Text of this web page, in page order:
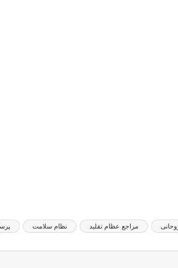
مراجع عظام تقلید نظام سلامت